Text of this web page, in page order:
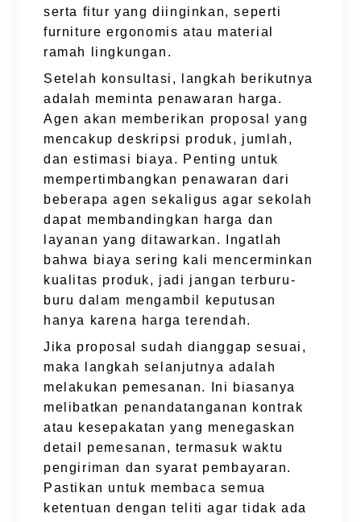
serta fitur yang diinginkan, seperti
furniture ergonomis atau material
ramah lingkungan.
Setelah konsultasi, langkah berikutnya
adalah meminta penawaran harga.
Agen akan memberikan proposal yang
mencakup deskripsi produk, jumlah,
dan estimasi biaya. Penting untuk
mempertimbangkan penawaran dari
beberapa agen sekaligus agar sekolah
dapat membandingkan harga dan
layanan yang ditawarkan. Ingatlah
bahwa biaya sering kali mencerminkan
kualitas produk, jadi jangan terburu-
buru dalam mengambil keputusan
hanya karena harga terendah.
Jika proposal sudah dianggap sesuai,
maka langkah selanjutnya adalah
melakukan pemesanan. Ini biasanya
melibatkan penandatanganan kontrak
atau kesepakatan yang menegaskan
detail pemesanan, termasuk waktu
pengiriman dan syarat pembayaran.
Pastikan untuk membaca semua
ketentuan dengan teliti agar tidak ada